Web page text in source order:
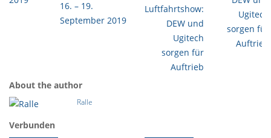
16. – 19.
September 2019
Luftfahrtshow:
DEW und
Ugitech
sorgen für
Auftrieb
About the author
Ralle
Verbunden